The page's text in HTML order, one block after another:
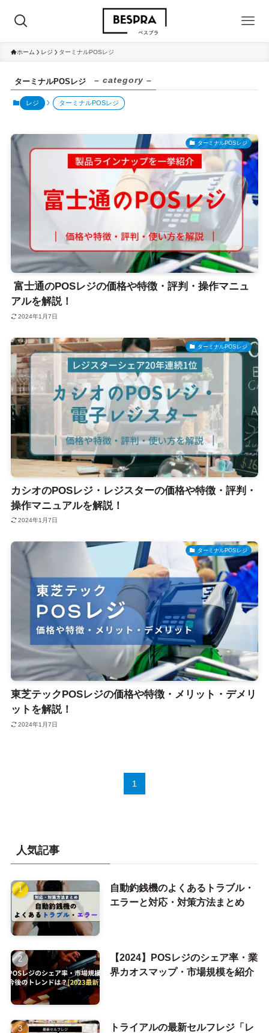
ホーム レジ ターミナルPOSレジ
ターミナルPOSレジ – category –
レジ ターミナルPOSレジ
ターミナルPOSレジ
富士通のPOSレジの価格や特徴・評判・操作マニュ
アルを解説！
2024年1月7日
ターミナルPOSレジ
カシオのPOSレジ・レジスターの価格や特徴・評判・
操作マニュアルを解説！
2024年1月7日
ターミナルPOSレジ
東芝テックPOSレジの価格や特徴・メリット・デメリ
ットを解説！
2024年1月7日
1
人気記事
自動釣銭機のよくあるトラブル・
エラーと対応・対策方法まとめ
【2024】POSレジのシェア率・業
界カオスマップ・市場規模を紹介
トライアルの最新セルフレジ「レ